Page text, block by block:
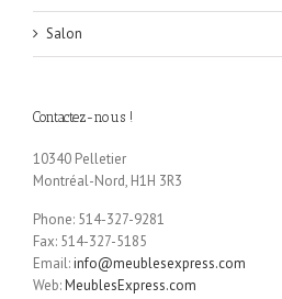
Salon
Contactez-nous !
10340 Pelletier
Montréal-Nord, H1H 3R3
Phone: 514-327-9281
Fax: 514-327-5185
Email:info@meublesexpress.com
Web:MeublesExpress.com